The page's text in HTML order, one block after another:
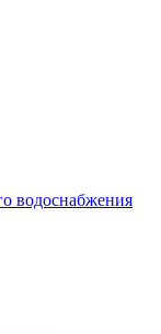
водоснабжения